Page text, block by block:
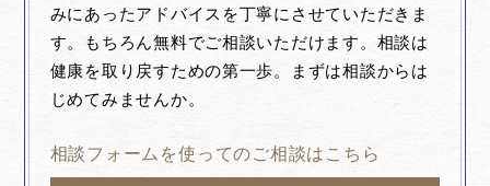
みにあったアドバイスを丁寧にさせていただきま
す。もちろん無料でご相談いただけます。相談は
健康を取り戻すための第一歩。まずは相談からは
じめてみませんか。
相談フォームを使ってのご相談はこちら